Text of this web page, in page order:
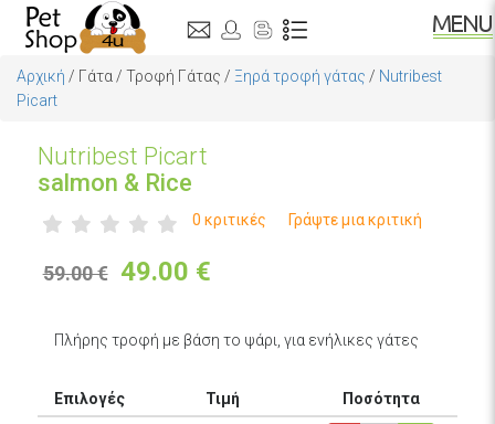
Αρχική / Γάτα / Τροφή Γάτας / Ξηρά τροφή γάτας / Nutribest
Picart
Nutribest Picart
salmon & Rice
0 κριτικές Γράψτε μια κριτική
59.00 € 49.00 €
Πλήρης τροφή με βάση το ψάρι, για ενήλικες γάτες
Επιλογές Τιμή
Ποσότητα